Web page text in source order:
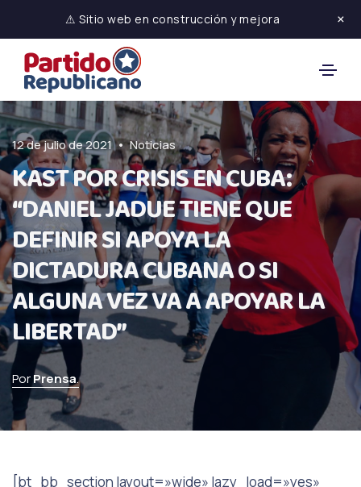
⚠ Sitio web en construcción y mejora ×
12 de julio de 2021 • Noticias
KAST POR CRISIS EN CUBA:
“DANIEL JADUE TIENE QUE
DEFINIR SI APOYA LA
DICTADURA CUBANA O SI
ALGUNA VEZ VA A APOYAR LA
LIBERTAD”
PorPrensa.
[bt_bb_section layout=»wide» lazy_load=»yes»